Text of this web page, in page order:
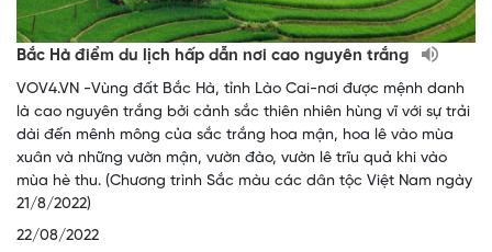
Bắc Hà điểm du lịch hấp dẫn nơi cao nguyên trắng
VOV4.VN -Vùng đất Bắc Hà, tỉnh Lào Cai-nơi được mệnh danh
là cao nguyên trắng bởi cảnh sắc thiên nhiên hùng vĩ với sự trải
dài đến mênh mông của sắc trắng hoa mận, hoa lê vào mùa
xuân và những vườn mận, vườn đào, vườn lê trĩu quả khi vào
mùa hè thu. (Chương trình Sắc màu các dân tộc Việt Nam ngày
21/8/2022)
22/08/2022